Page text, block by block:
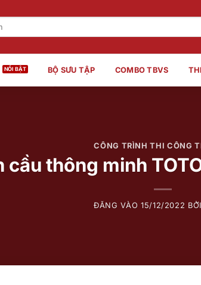
BỘ SƯU TẬP COMBO TBVS
CÔNG TRÌNH THI CÔNG
cầu thông minh
ĐĂNG VÀO 15/12/2022 BỞI